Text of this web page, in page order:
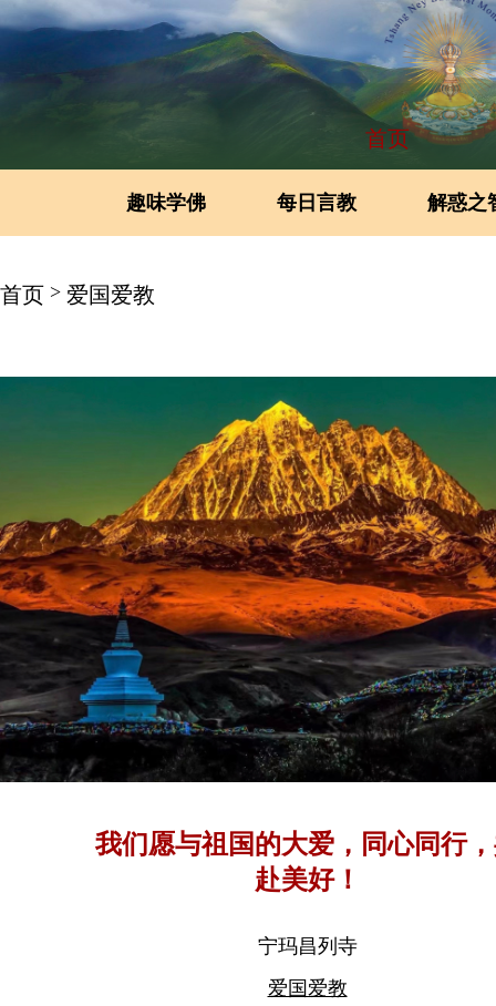
首页
趣味学佛 每日言教 解惑之
首页 > 爱国爱教
我们愿与祖国的大爱，同心同行
赴美好！
宁玛昌列寺
爱国爱教